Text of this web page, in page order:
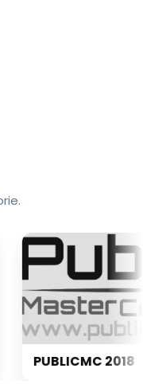
PUBLICMC 2018